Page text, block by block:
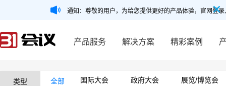
通知：尊敬的用户，为给您提供更好的产品体验，官网登
产品服务 解决方案 精彩案例
类型 全部 国际大会 政府大会
展览/博览会